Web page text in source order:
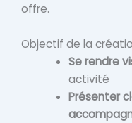
offre.
Objectif de la
Se rendre
activité
Présenter